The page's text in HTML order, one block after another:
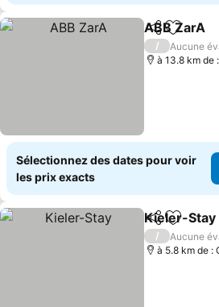
PartagerAjouter
ABB ZarA
/
Aucune
à 13.8 km de
Sélectionnez des dates pour voir
les prix exacts
PartagerAjouter
Kieler-Stay
/
Aucune
à 5.8 km de :